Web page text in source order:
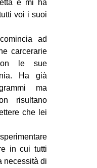
e mi ha
voi i suoi
ad
carcerarie
le sue
Ha già
ma
risultano
che lei
in cui tutti
necessità di